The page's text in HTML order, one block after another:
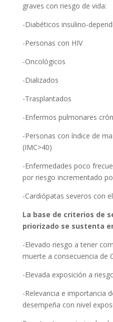
graves con riesgo de vida:
-Diabéticos insulino-
-Personas con HIV
-Oncológicos
-Dializados
-Trasplantados
-Enfermos pulmonares
-Personas con índice de
(IMC>40)
-Enfermedades poco
por riesgo incrementado
-Cardiópatas severos con
La base de criterios de
priorizado se sustenta
-Elevado riesgo a tener
muerte a consecuencia de
-Elevada exposición a
-Relevancia e importancia
desempeña con nivel